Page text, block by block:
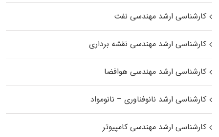
کارشناسی ارشد مهندسی نفت
کارشناسی ارشد مهندسی نقشه برداری
کارشناسی ارشد مهندسی هوافضا
کارشناسی ارشد نانوفناوری – نانومواد
کارشناسی ارشد مهندسی کامپیوتر